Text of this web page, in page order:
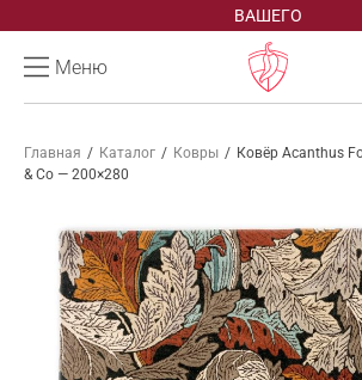
ВАШЕГО
Меню
Главная / Каталог / Ковры / Ковёр Acanthus
& Co — 200×280